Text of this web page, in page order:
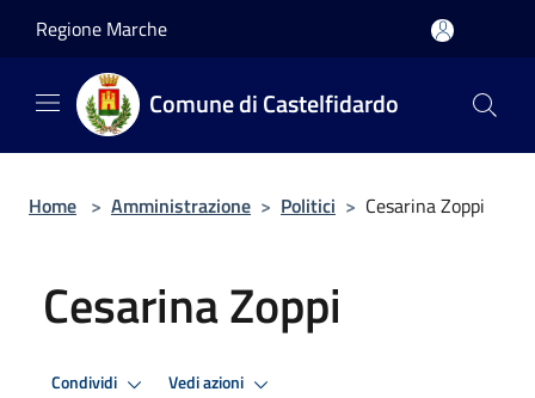
Regione Marche
Comune di Castelfidardo
Home > Amministrazione > Politici > Cesarina Zoppi
Cesarina Zoppi
Condividi Vedi azioni